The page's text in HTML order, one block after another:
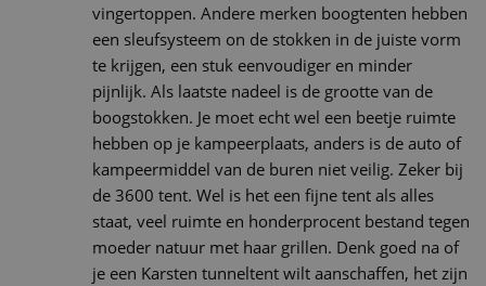
vingertoppen. Andere merken boogtenten hebben
een sleufsysteem on de stokken in de juiste vorm
te krijgen, een stuk eenvoudiger en minder
pijnlijk. Als laatste nadeel is de grootte van de
boogstokken. Je moet echt wel een beetje ruimte
hebben op je kampeerplaats, anders is de auto of
kampeermiddel van de buren niet veilig. Zeker bij
de 3600 tent. Wel is het een fijne tent als alles
staat, veel ruimte en honderprocent bestand tegen
moeder natuur met haar grillen. Denk goed na of
je een Karsten tunneltent wilt aanschaffen, het zijn